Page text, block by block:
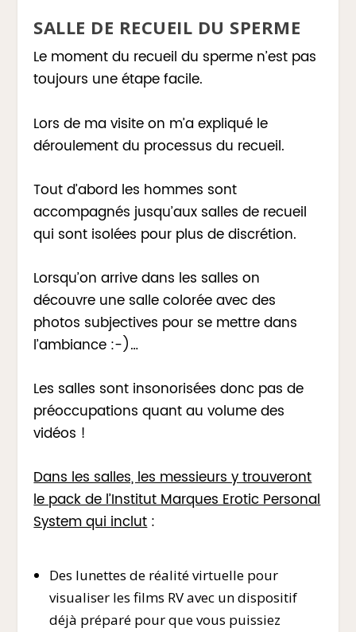
SALLE DE RECUEIL DU SPERME
Le moment du recueil du sperme n’est pas
toujours une étape facile.
Lors de ma visite on m’a expliqué le
déroulement du processus du recueil.
Tout d’abord les hommes sont
accompagnés jusqu’aux salles de recueil
qui sont isolées pour plus de discrétion.
Lorsqu’on arrive dans les salles on
découvre une salle colorée avec des
photos subjectives pour se mettre dans
l’ambiance :-)…
Les salles sont insonorisées donc pas de
préoccupations quant au volume des
vidéos !
Dans les salles, les messieurs y trouveront
le pack de l’Institut Marques Erotic Personal
System qui inclut:
Des lunettes de réalité virtuelle pour
visualiser les films RV avec un dispositif
déjà préparé pour que vous puissiez